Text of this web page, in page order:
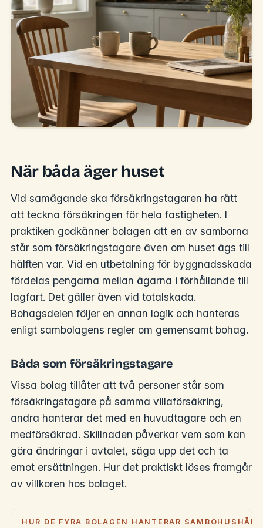
När båda äger huset
Vid samägande ska försäkringstagaren ha rätt
att teckna försäkringen för hela fastigheten. I
praktiken godkänner bolagen att en av samborna
står som försäkringstagare även om huset ägs till
hälften var. Vid en utbetalning för byggnadsskada
fördelas pengarna mellan ägarna i förhållande till
lagfart. Det gäller även vid totalskada.
Bohagsdelen följer en annan logik och hanteras
enligt sambolagens regler om gemensamt bohag.
Båda som försäkringstagare
Vissa bolag tillåter att två personer står som
försäkringstagare på samma villaförsäkring,
andra hanterar det med en huvudtagare och en
medförsäkrad. Skillnaden påverkar vem som kan
göra ändringar i avtalet, säga upp det och ta
emot ersättningen. Hur det praktiskt löses framgår
av villkoren hos bolaget.
HUR DE FYRA BOLAGEN HANTERAR